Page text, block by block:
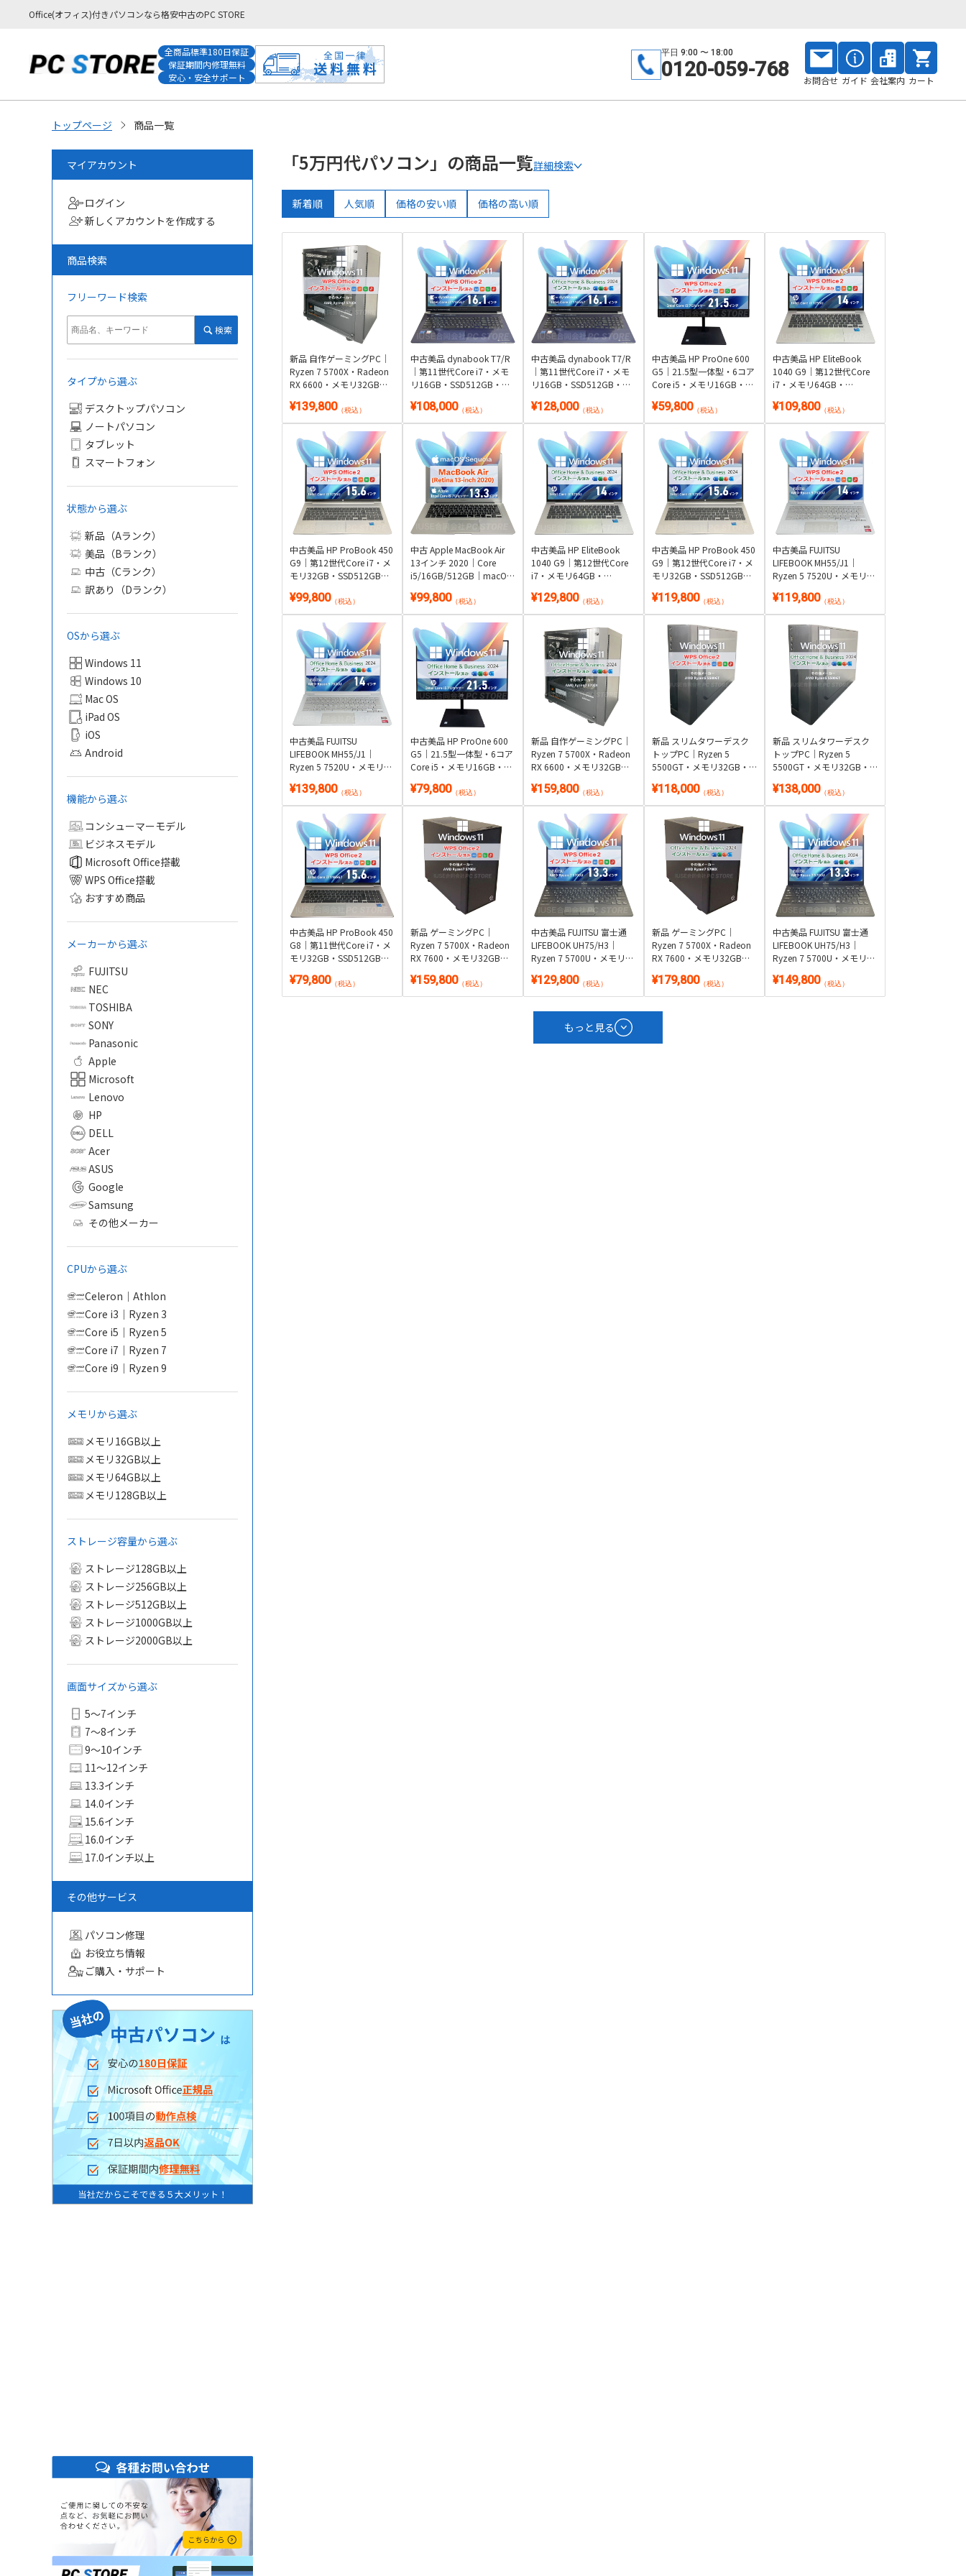
Office(オフィス)付きパソコンなら格安中古のPC STORE
全商品標準180日保証
保証期間内修理無料
安心・安全サポート
平日 9:00 〜 18:00
0120-059-768 お問合せ ガイド 会社案内 カート
トップページ 商品一覧
マイアカウント
ログイン
新しくアカウントを作成する
商品検索
フリーワード検索
検索
タイプから選ぶ
デスクトップパソコン
ノートパソコン
タブレット
スマートフォン
状態から選ぶ
新品（Aランク）
美品（Bランク）
中古（Cランク）
訳あり（Dランク）
OSから選ぶ
Windows 11
Windows 10
Mac OS
iPad OS
iOS
Android
機能から選ぶ
コンシューマーモデル
ビジネスモデル
Microsoft Office搭載
WPS Office搭載
おすすめ商品
メーカーから選ぶ
FUJITSU
NEC
TOSHIBA
SONY
Panasonic
Apple
Microsoft
Lenovo
HP
DELL
Acer
ASUS
Google
Samsung
その他メーカー
CPUから選ぶ
Celeron｜Athlon
Core i3｜Ryzen 3
Core i5｜Ryzen 5
Core i7｜Ryzen 7
Core i9｜Ryzen 9
メモリから選ぶ
メモリ16GB以上
メモリ32GB以上
メモリ64GB以上
メモリ128GB以上
ストレージ容量から選ぶ
ストレージ128GB以上
ストレージ256GB以上
ストレージ512GB以上
ストレージ1000GB以上
ストレージ2000GB以上
画面サイズから選ぶ
5〜7インチ
7〜8インチ
9〜10インチ
11〜12インチ
13.3インチ
14.0インチ
15.6インチ
16.0インチ
17.0インチ以上
その他サービス
パソコン修理
お役立ち情報
ご購入・サポート
「5万円代パソコン」の商品一覧詳細検索
新着順 人気順 価格の安い順 価格の高い順
新品 自作ゲーミングPC｜
Ryzen 7 5700X・Radeon
RX 6600・メモリ32GB・
Windows 11・WPS Office
2付き
¥139,800（税込）
中古美品 dynabook T7/R
｜第11世代Core i7・メモ
リ16GB・SSD512GB・ブ
11・WPS Office 2付き
¥108,000（税込）
中古美品 dynabook T7/R
｜第11世代Core i7・メモ
リ16GB・SSD512GB・ブ
11・Microsoft Office 2024
付き
¥128,000（税込）
中古美品 HP ProOne 600
G5｜21.5型一体型・6コア
Core i5・メモリ16GB・
11・WPS Office 2付き
¥59,800（税込）
中古美品 HP EliteBook
1040 G9｜第12世代Core
i7・メモリ64GB・
Windows 11・WPS Office
2付き
¥109,800（税込）
中古美品 HP ProBook 450
G9｜第12世代Core i7・メ
モリ32GB・SSD512GB・
11・WPS Office 2付き
¥99,800（税込）
中古 Apple MacBook Air
13インチ 2020｜Core
i5/16GB/512GB｜macOS
¥99,800（税込）
中古美品 HP EliteBook
1040 G9｜第12世代Core
i7・メモリ64GB・
Windows 11・Microsoft
Office 2024付き
¥129,800（税込）
中古美品 HP ProBook 450
G9｜第12世代Core i7・メ
モリ32GB・SSD512GB・
11・Microsoft Office 2024
付き
¥119,800（税込）
中古美品 FUJITSU
LIFEBOOK MH55/J1｜
Ryzen 5 7520U・メモリ
1.3kg軽量・顔認証｜
Windows 11・WPS Office
2付き
¥119,800（税込）
中古美品 FUJITSU
LIFEBOOK MH55/J1｜
Ryzen 5 7520U・メモリ
1.3kg軽量・顔認証｜
Windows 11・Microsoft
Office 2024付き
¥139,800（税込）
中古美品 HP ProOne 600
G5｜21.5型一体型・6コア
Core i5・メモリ16GB・
11・Microsoft Office 2024
付き
¥79,800（税込）
新品 自作ゲーミングPC｜
Ryzen 7 5700X・Radeon
RX 6600・メモリ32GB・
Windows 11・Microsoft
Office 2024付き
¥159,800（税込）
新品 スリムタワーデスク
トップPC｜Ryzen 5
5500GT・メモリ32GB・
11・WPS Office 2付き
¥118,000（税込）
新品 スリムタワーデスク
トップPC｜Ryzen 5
5500GT・メモリ32GB・
11・Microsoft Office 2024
付き
¥138,000（税込）
中古美品 HP ProBook 450
G8｜第11世代Core i7・メ
モリ32GB・SSD512GB・
11・WPS Office 2付き
¥79,800（税込）
新品 ゲーミングPC｜
Ryzen 7 5700X・Radeon
RX 7600・メモリ32GB・
Windows 11・WPS Office
2付き
¥159,800（税込）
中古美品 FUJITSU 富士通
LIFEBOOK UH75/H3｜
Ryzen 7 5700U・メモリ
超軽量｜Windows 11・
WPS Office 2付き
¥129,800（税込）
新品 ゲーミングPC｜
Ryzen 7 5700X・Radeon
RX 7600・メモリ32GB・
Windows 11・Microsoft
Office 2024付き
¥179,800（税込）
中古美品 FUJITSU 富士通
LIFEBOOK UH75/H3｜
Ryzen 7 5700U・メモリ
超軽量｜Windows 11・
Microsoft Office 2024付き
¥149,800（税込）
もっと見る